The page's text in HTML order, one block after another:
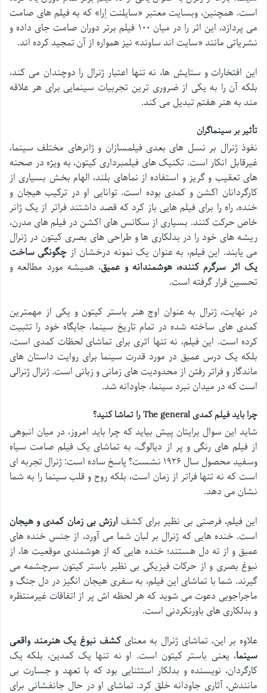
است. همچنین، وبسایت معتبر «سایلنت اِرا» که به فیلم های صامت
می پردازد، این اثر را در میان ۱۰۰ فیلم برتر دوران صامت جای داده و
نشریاتی مانند «سایت اند ساوند» نیز همواره از آن تمجید کرده اند.
این افتخارات و ستایش ها، نه تنها اعتبار ژنرال را دوچندان می کند،
بلکه آن را به یکی از ضروری ترین تجربیات سینمایی برای هر علاقه
مند به هنر هفتم تبدیل می کند.
تأثیر بر سینماگران
نفوذ ژنرال بر نسل های بعدی فیلمسازان و ژانرهای مختلف سینما،
غیرقابل انکار است. تکنیک های فیلمبرداری کیتون، به ویژه در صحنه
های تعقیب و گریز و استفاده از نماهای بلند، الهام بخش بسیاری از
کارگردانان اکشن و کمدی بوده است. توانایی او در ترکیب هیجان و
خنده، راه را برای فیلم هایی باز کرد که قصد داشتند فراتر از یک ژانر
خاص حرکت کنند. بسیاری از سکانس های اکشن در فیلم های مدرن،
ریشه های خود را در بدلکاری ها و طراحی های بصری کیتون در ژنرال
می یابند. این فیلم، به عنوان یک نمونه درخشان از چگونگی ساخت
یک اثر سرگرم کننده، هوشمندانه و عمیق، همیشه مورد مطالعه و
تحسین قرار گرفته است.
در نهایت، ژنرال به عنوان اوج هنر باستر کیتون و یکی از مهمترین
کمدی های ساخته شده در تمام تاریخ سینما، جایگاه خود را تثبیت
کرده است. این فیلم، نه تنها اثری برای تماشای لحظات کمدی است،
بلکه یک درس عمیق در مورد قدرت سینما برای روایت داستان های
ماندگار و فراتر رفتن از محدودیت های زمانی و زبانی است. ژنرال ژنرالی
است که در میدان نبرد سینما، جاودانه شد.
چرا باید فیلم کمدی The general را تماشا کنید؟
شاید این سوال برایتان پیش بیاید که چرا باید امروز، در میان انبوهی
از فیلم های رنگی و پر از دیالوگ، به تماشای یک فیلم صامت سیاه
وسفید محصول سال ۱۹۲۶ نشست؟ پاسخ ساده است: ژنرال تجربه ای
است که نه تنها فراتر از زمان است، بلکه روح و قلب سینما را به شما
نشان می دهد.
این فیلم، فرصتی بی نظیر برای کشف ارزش بی زمان کمدی و هیجان
است. خنده هایی که ژنرال بر لبان شما می آورد، از جنس خنده های
عمیق و از ته دل هستند؛ خنده هایی که از هوشمندی موقعیت ها، از
نبوغ بصری و از حرکات فیزیکی بی نظیر باستر کیتون سرچشمه می
گیرند. شما با تماشای این فیلم، به سفری هیجان انگیز در دل جنگ و
ماجراجویی دعوت می شوید که هر لحظه اش پر از اتفاقات غیرمنتظره
و بدلکاری های باورنکردنی است.
علاوه بر این، تماشای ژنرال به معنایکشف نبوغ یک هنرمند واقعی
سینما، یعنی باستر کیتون است. او نه تنها یک کمدین، بلکه یک
کارگردان، نویسنده و بدلکار استثنایی بود که با تعهد و جسارت بی
مانندش، آثاری جاودانه خلق کرد. تماشای او در حال جانفشانی برای